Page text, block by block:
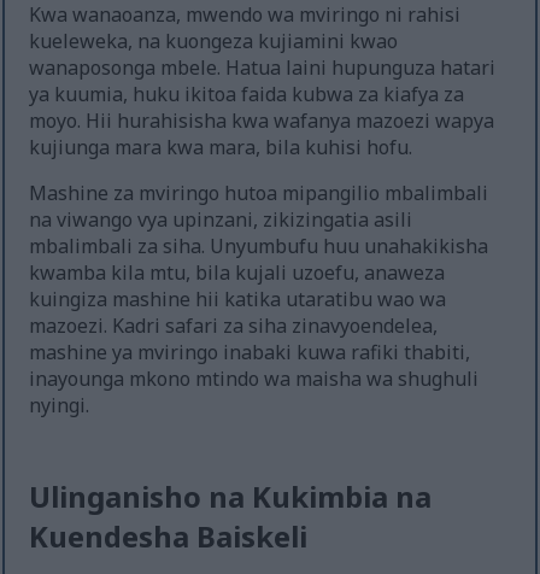
Kwa wanaoanza, mwendo wa mviringo ni rahisi
kueleweka, na kuongeza kujiamini kwao
wanaposonga mbele. Hatua laini hupunguza hatari
ya kuumia, huku ikitoa faida kubwa za kiafya za
moyo. Hii hurahisisha kwa wafanya mazoezi wapya
kujiunga mara kwa mara, bila kuhisi hofu.
Mashine za mviringo hutoa mipangilio mbalimbali
na viwango vya upinzani, zikizingatia asili
mbalimbali za siha. Unyumbufu huu unahakikisha
kwamba kila mtu, bila kujali uzoefu, anaweza
kuingiza mashine hii katika utaratibu wao wa
mazoezi. Kadri safari za siha zinavyoendelea,
mashine ya mviringo inabaki kuwa rafiki thabiti,
inayounga mkono mtindo wa maisha wa shughuli
nyingi.
Ulinganisho na Kukimbia na
Kuendesha Baiskeli